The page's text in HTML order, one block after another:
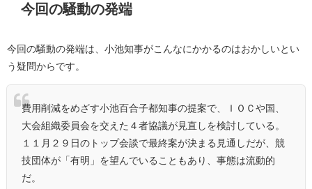
今回の騒動の発端
今回の騒動の発端は、小池知事がこんなにかかるのはおかしいとい
う疑問からです。
費用削減をめざす小池百合子都知事の提案で、ＩＯＣや国、
大会組織委員会を交えた４者協議が見直しを検討している。
１１月２９日のトップ会談で最終案が決まる見通しだが、競
技団体が「有明」を望んでいることもあり、事態は流動的
だ。